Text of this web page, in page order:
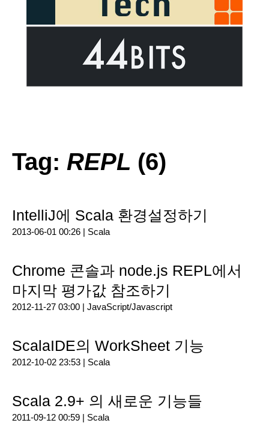
Tag: REPL (6)
IntelliJ에 Scala 환경설정하기
2013-06-01 00:26 | Scala
Chrome 콘솔과 node.js REPL에서
마지막 평가값 참조하기
2012-11-27 03:00 | JavaScript/Javascript
ScalaIDE의 WorkSheet 기능
2012-10-02 23:53 | Scala
Scala 2.9+ 의 새로운 기능들
2011-09-12 00:59 | Scala